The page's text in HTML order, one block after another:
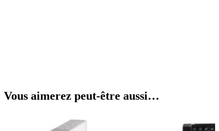
Vous aimerez peut-être aussi…